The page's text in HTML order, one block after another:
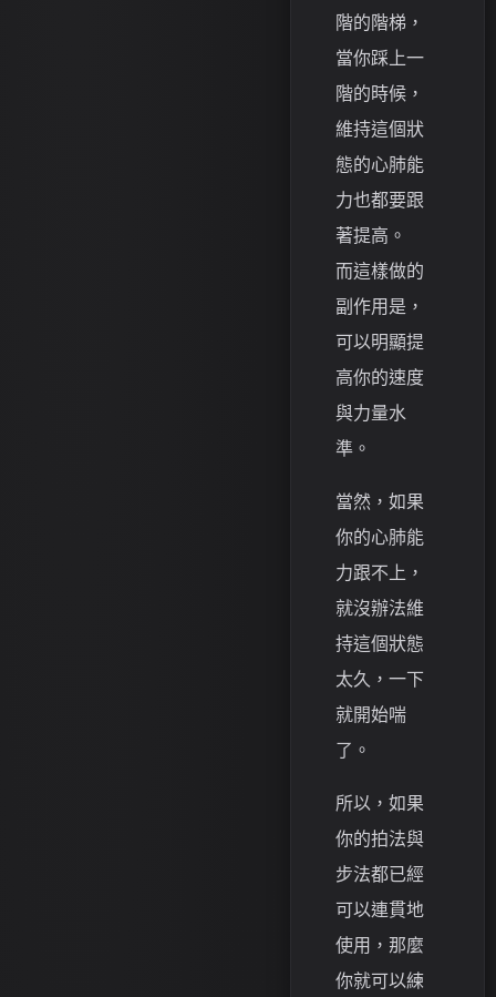
階的階梯，
當你踩上一
階的時候，
維持這個狀
態的心肺能
力也都要跟
著提高。
而這樣做的
副作用是，
可以明顯提
高你的速度
與力量水
準。
當然，如果
你的心肺能
力跟不上，
就沒辦法維
持這個狀態
太久，一下
就開始喘
了。
所以，如果
你的拍法與
步法都已經
可以連貫地
使用，那麼
你就可以練